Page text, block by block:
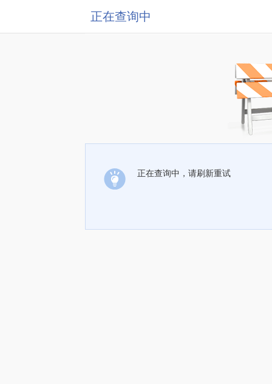
正在查询中
正在查询中，请刷新重试